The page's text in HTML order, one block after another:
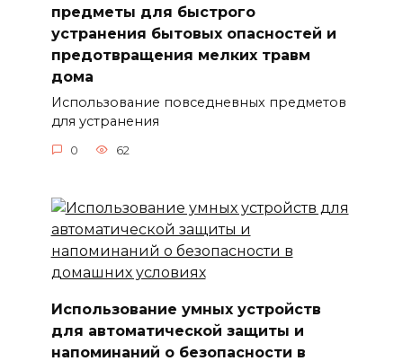
предметы для быстрого
устранения бытовых опасностей и
предотвращения мелких травм
дома
Использование повседневных предметов
для устранения
0 62
Использование умных устройств
для автоматической защиты и
напоминаний о безопасности в